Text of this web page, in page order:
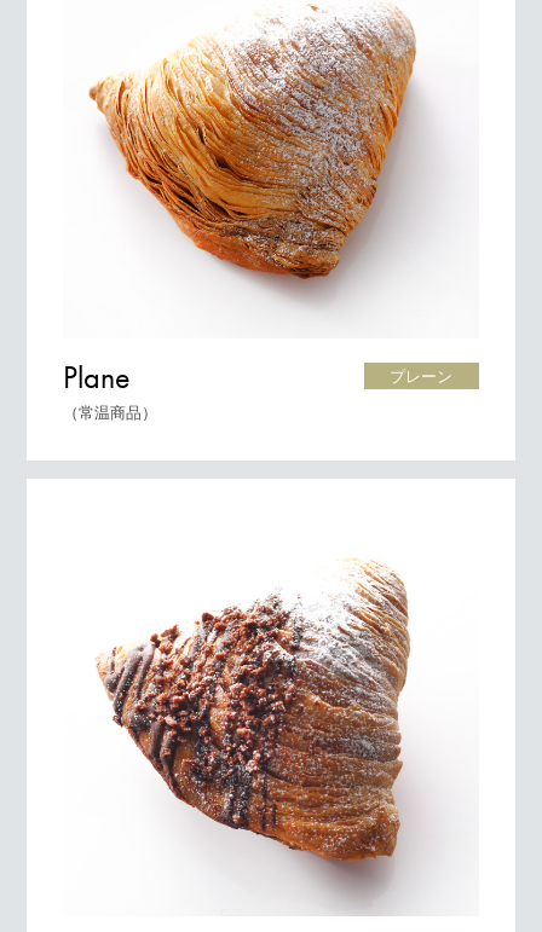
Plane プレーン
（常温商品）